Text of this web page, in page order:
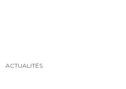
ACTUALITÉS